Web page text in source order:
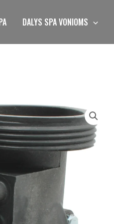
DALYS SPA VONIOMS